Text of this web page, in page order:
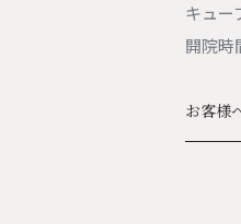
キュー
開院時
お客様